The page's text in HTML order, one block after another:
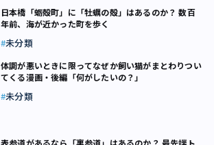
日本橋「蛎殻町」に「牡蠣の殻」はあるのか？ 数百
年前、海が近かった町を歩く
未分類
体調が悪いときに限ってなぜか飼い猫がまとわりつい
てくる漫画・後編「何がしたいの？」
未分類
表参道があるなら「裏参道」はあるのか？ 最先端ト